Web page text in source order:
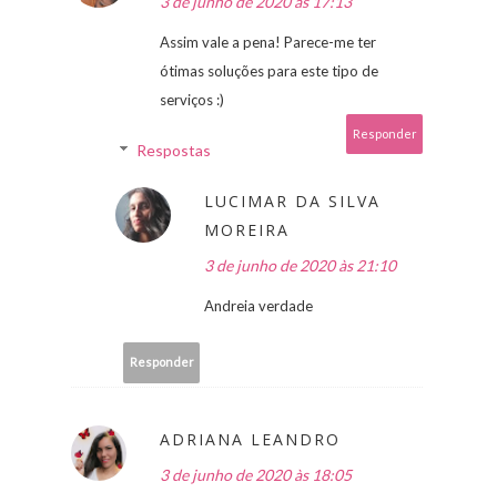
Assim vale a pena! Parece-me ter
ótimas soluções para este tipo de
serviços :)
Responder
Respostas
LUCIMAR DA SILVA
MOREIRA
3 de junho de 2020 às 21:10
Andreia verdade
Responder
ADRIANA LEANDRO
3 de junho de 2020 às 18:05